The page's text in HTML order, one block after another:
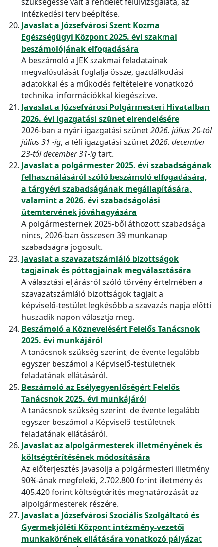
intézkedési terv beépítése.
Javaslat a Józsefvárosi Szent Kozma
Egészségügyi Központ 2025. évi szakmai
beszámolójának elfogadására
A beszámoló a JEK szakmai feladatainak
megvalósulását foglalja össze, gazdálkodási
adatokkal és a működés feltételeire vonatkozó
technikai információkkal kiegészítve.
Javaslat a Józsefvárosi Polgármesteri Hivatalban
2026. évi igazgatási szünet elrendelésére
2026-ban a nyári igazgatási szünet2026. július 20-tól
július 31 -ig, a téli igazgatási szünet2026. december
23-tól december 31-igtart.
Javaslat a polgármester 2025. évi szabadságának
felhasználásáról szóló beszámoló elfogadására,
a tárgyévi szabadságának megállapítására,
valamint a 2026. évi szabadságolási
ütemtervének jóváhagyására
A polgármesternek 2025-ből áthozott szabadsága
nincs, 2026-ban összesen 39 munkanap
szabadságra jogosult.
Javaslat a szavazatszámláló bizottságok
tagjainak és póttagjainak megválasztására
A választási eljárásról szóló törvény értelmében a
szavazatszámláló bizottságok tagjait a
képviselő-testület legkésőbb a szavazás napja előtti
huszadik napon választja meg.
Beszámoló a Köznevelésért Felelős Tanácsnok
2025. évi munkájáról
A tanácsnok szükség szerint, de évente legalább
egyszer beszámol a Képviselő-testületnek
feladatának ellátásáról.
Beszámoló az Esélyegyenlőségért Felelős
Tanácsnok 2025. évi munkájáról
A tanácsnok szükség szerint, de évente legalább
egyszer beszámol a Képviselő-testületnek
feladatának ellátásáról.
Javaslat az alpolgármesterek illetményének és
költségtérítésének módosítására
Az előterjesztés javasolja a polgármesteri illetmény
90%-ának megfelelő, 2.702.800 forint illetmény és
405.420 forint költségtérítés meghatározását az
alpolgármesterek részére.
Javaslat a Józsefvárosi Szociális Szolgáltató és
Gyermekjóléti Központ intézmény-vezetői
munkakörének ellátására vonatkozó pályázat